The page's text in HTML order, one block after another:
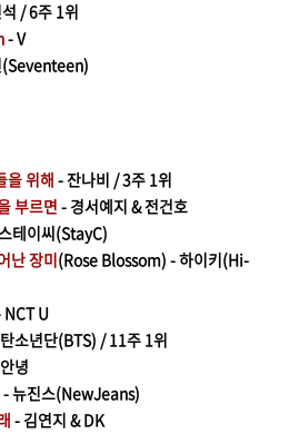
/ 6주 1위
- V
(Seventeen)
을 위해- 잔나비 / 3주 1위
부르면- 경서예지 & 전건호
테이씨(StayC)
난 장미(Rose Blossom) - 하이키(Hi-
NCT U
소년단(BTS) / 11주 1위
녕
- 뉴진스(NewJeans)
- 김연지 & DK